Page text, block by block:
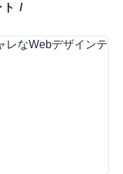
ト /